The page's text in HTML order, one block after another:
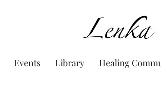
www.Lenka.org
Events Library Healing